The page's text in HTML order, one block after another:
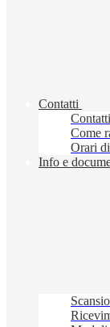
Contatti
Contatti
Come
Orari
Info e